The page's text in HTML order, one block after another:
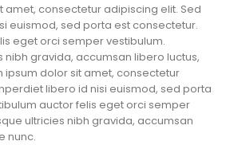
amet, consectetur adipiscing elit. Sed
euismod, sed porta est consectetur.
eget orci semper vestibulum.
nibh gravida, accumsan libero luctus,
ipsum dolor sit amet, consectetur
libero id nisi euismod, sed porta
auctor felis eget orci semper
ultricies nibh gravida, accumsan
nunc.